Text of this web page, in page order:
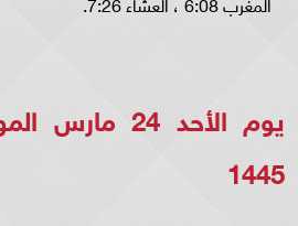
1445